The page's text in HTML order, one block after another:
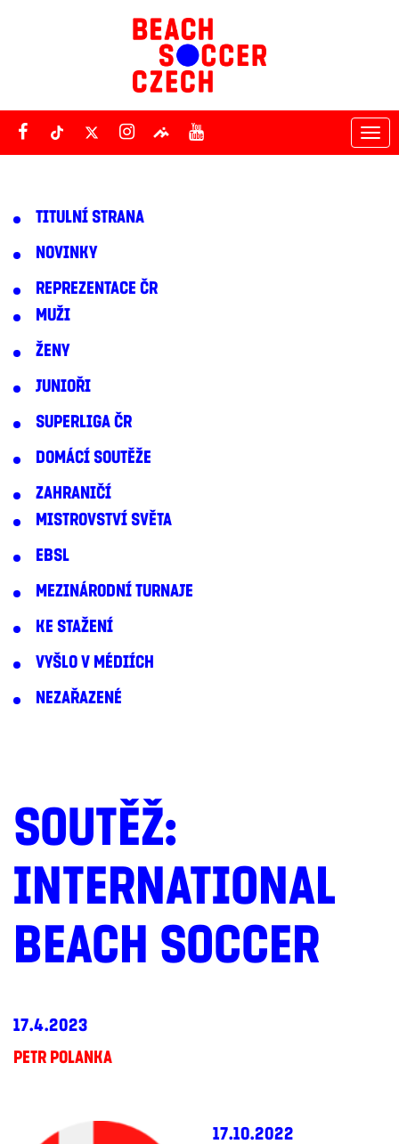
TITULNÍ STRANA
NOVINKY
REPREZENTACE ČR
MUŽI
ŽENY
JUNIOŘI
SUPERLIGA ČR
DOMÁCÍ SOUTĚŽE
ZAHRANIČÍ
MISTROVSTVÍ SVĚTA
EBSL
MEZINÁRODNÍ TURNAJE
KE STAŽENÍ
VYŠLO V MÉDIÍCH
NEZAŘAZENÉ
SOUTĚŽ:
INTERNATIONAL
BEACH SOCCER
17.4.2023
PETR POLANKA
17.10.2022